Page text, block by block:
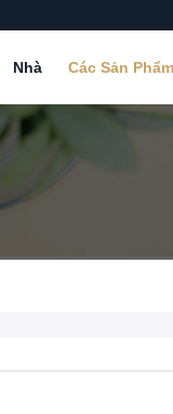
Nhà Các Sản